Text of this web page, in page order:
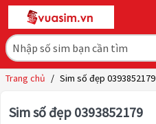
Trang chủ / Sim số đẹp 0393852179
Sim số đẹp 0393852179